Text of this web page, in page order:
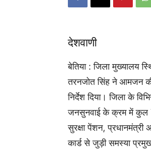
देशवाणी
बेतिया : जिला मुख्यालय
तरनजोत सिंह ने आमजन की
निर्देश दिया। जिला के
जनसुनवाई के क्रम में कुल
सुरक्षा पेंशन,
कार्ड से जुड़ी समस्या प्रमुख